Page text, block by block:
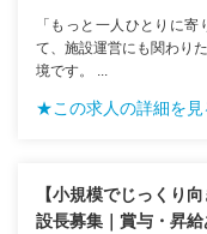
「もっと一人ひとりに
て、施設運営にも関わり
境です。 ...
★この求人の詳細を見
【小規模でじっくり
設長募集｜賞与・昇